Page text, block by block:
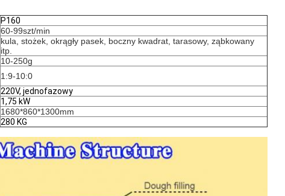
P160
60-99szt/min
kula, stożek, okrągły pasek, boczny kwadrat, tarasowy, ząbkowany
itp.
10-250g
1:9-10:0
220V, jednofazowy
1,75 kW
1680*860*1300mm
280 KG